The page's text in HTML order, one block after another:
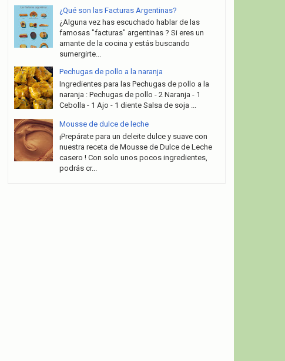
¿Qué son las Facturas Argentinas?
¿Alguna vez has escuchado hablar de las
famosas "facturas" argentinas ? Si eres un
amante de la cocina y estás buscando
sumergirte...
Pechugas de pollo a la naranja
Ingredientes para las Pechugas de pollo a la
naranja : Pechugas de pollo - 2 Naranja - 1
Cebolla - 1 Ajo - 1 diente Salsa de soja ...
Mousse de dulce de leche
¡Prepárate para un deleite dulce y suave con
nuestra receta de Mousse de Dulce de Leche
casero ! Con solo unos pocos ingredientes,
podrás cr...